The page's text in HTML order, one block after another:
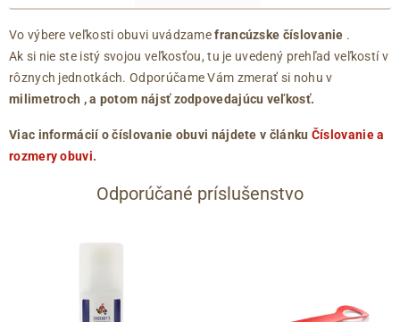
Vo výbere veľkosti obuvi uvádzamefrancúzske číslovanie .
Ak si nie ste istý svojou veľkosťou, tu je uvedený prehľad veľkostí v
rôznych jednotkách. Odporúčame Vám zmerať si nohu v
milimetroch , a potom nájsť zodpovedajúcu veľkosť.
Viac informácií o číslovanie obuvi nájdete v článku Číslovanie a
rozmery obuvi.
Odporúčané príslušenstvo